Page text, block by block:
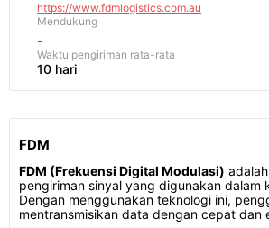
https://www.fdmlogistics.com.au
Mendukung
-
Waktu pengiriman rata-rata
10 hari
FDM
FDM (Frekuensi Digital Modulasi)
pengiriman sinyal yang digunakan dalam
Dengan menggunakan teknologi ini,
mentransmisikan data dengan cepat dan